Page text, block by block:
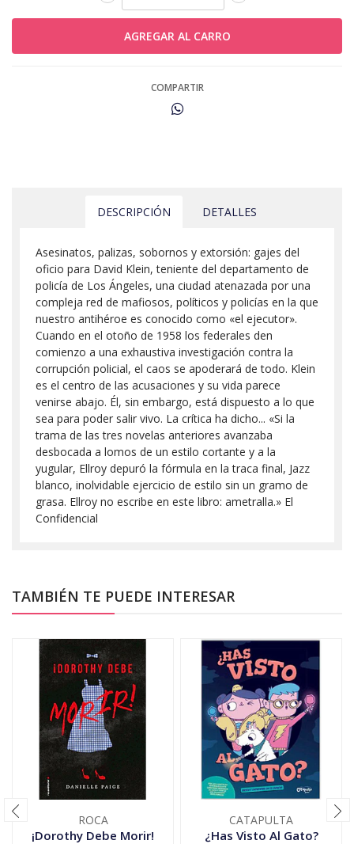
COMPARTIR
DESCRIPCIÓN DETALLES
Asesinatos, palizas, sobornos y extorsión: gajes del
oficio para David Klein, teniente del departamento de
policía de Los Ángeles, una ciudad atenazada por una
compleja red de mafiosos, políticos y policías en la que
nuestro antihéroe es conocido como «el ejecutor».
Cuando en el otoño de 1958 los federales den
comienzo a una exhaustiva investigación contra la
corrupción policial, el caos se apoderará de todo. Klein
es el centro de las acusaciones y su vida parece
venirse abajo. Él, sin embargo, está dispuesto a lo que
sea para poder salir vivo. La crítica ha dicho... «Si la
trama de las tres novelas anteriores avanzaba
desbocada a lomos de un estilo cortante y a la
yugular, Ellroy depuró la fórmula en la traca final, Jazz
blanco, inolvidable ejercicio de estilo sin un gramo de
grasa. Ellroy no escribe en este libro: ametralla.» El
Confidencial
TAMBIÉN TE PUEDE INTERESAR
ROCA
¡Dorothy Debe Morir!
CATAPULTA
¿Has Visto Al Gato?